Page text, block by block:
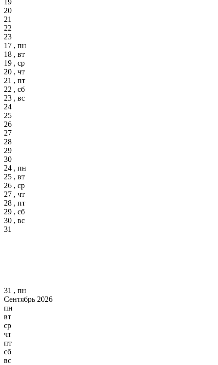
20
21
22
23
17 , пн
18 , вт
19 , ср
20 , чт
21 , пт
22 , сб
23 , вс
24
25
26
27
28
29
30
24 , пн
25 , вт
26 , ср
27 , чт
28 , пт
29 , сб
30 , вс
31
31 , пн
Сентябрь 2026
пн
вт
ср
чт
пт
сб
вс